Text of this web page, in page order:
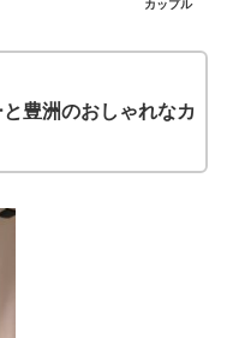
カップル
豊洲のおしゃれなカ